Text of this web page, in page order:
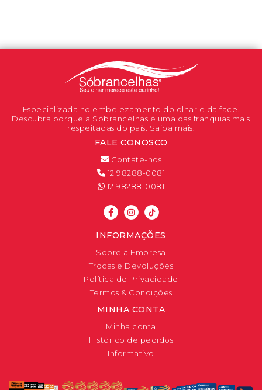
Especializada no embelezamento do olhar e da face.
Descubra porque a Sóbrancelhas é uma das franquias mais
respeitadas do país. Saiba mais.
FALE CONOSCO
Contate-nos
12 98288-0081
12 98288-0081
INFORMAÇÕES
Sobre a Empresa
Trocas e Devoluções
Política de Privacidade
Termos & Condições
MINHA CONTA
Minha conta
Histórico de pedidos
Informativo